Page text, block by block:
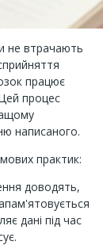
не втрачають
працює
процес
написаного.
практик:
доводять,
дані під час